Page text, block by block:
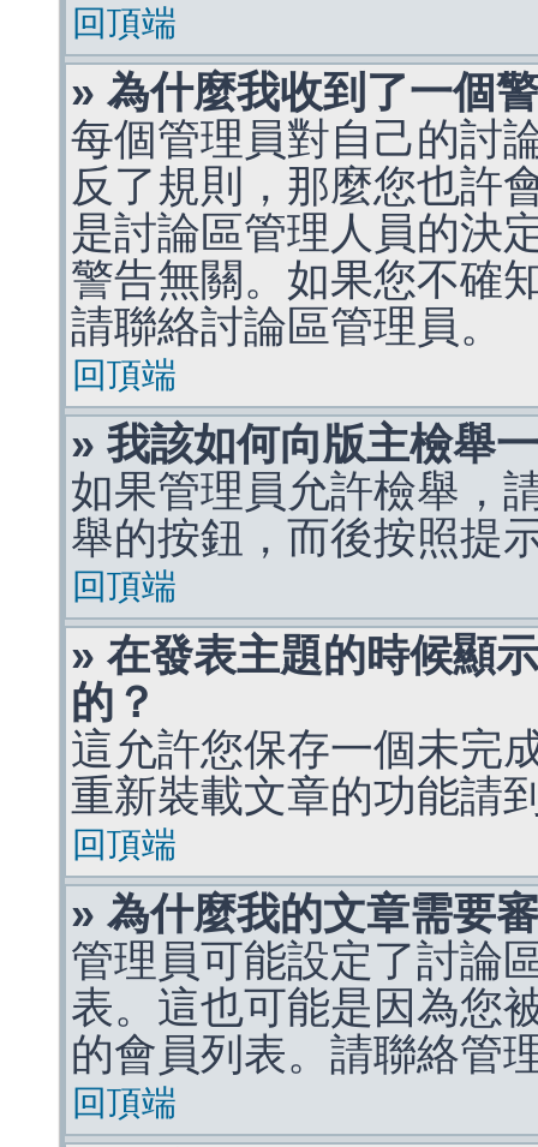
回頂端
» 為什麼我收到了一個
每個管理員對自己的討
反了規則，那麼您也許
是討論區管理人員的決
警告無關。如果您不確
請聯絡討論區管理員。
回頂端
» 我該如何向版主檢舉
如果管理員允許檢舉，
舉的按鈕，而後按照提
回頂端
» 在發表主題的時候顯
的？
這允許您保存一個未完
重新裝載文章的功能請
回頂端
» 為什麼我的文章需要
管理員可能設定了討論
表。這也可能是因為您
的會員列表。請聯絡管
回頂端